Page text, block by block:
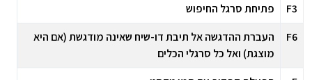
F3
פתיחת סרגל החיפוש
F6
העברת ההדגשה אל תיבת דו-שיח שאינה מודגשת (אם היא
מוצגת) ואל כל סרגלי הכלים